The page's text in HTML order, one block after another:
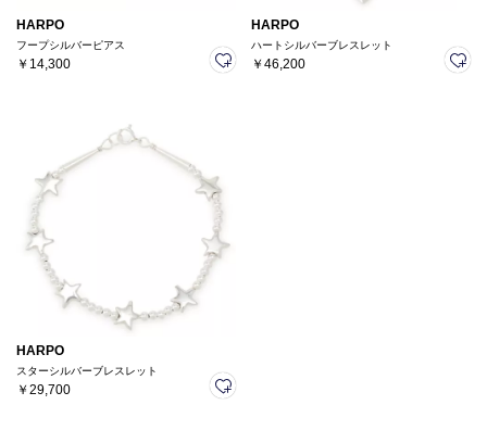
HARPO
フープシルバーピアス
￥14,300
HARPO
ハートシルバーブレスレット
￥46,200
HARPO
スターシルバーブレスレット
￥29,700